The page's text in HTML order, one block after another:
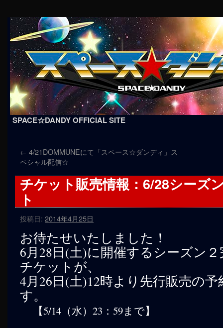
SPACE☆DANDY OFFICIAL SITE
ン
テ
ス
キ
ッ
← 4/21DOMMUNEにて「スペース☆ダンディ」ス
ペシャル配信☆
チケット販売情報：6/28シーズ
ト
投稿日: 2014年4月25日
お待たせいたしました！
6月28日(土)に開催するシーズン
チケットが、
4月26日(土)12時より先行販売の
す。
【5/14（水）23：59まで】